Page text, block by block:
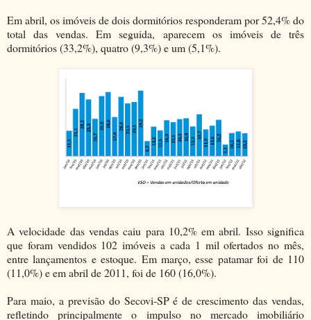
Em abril, os imóveis de dois dormitórios responderam por 52,4% do
total das vendas. Em seguida, aparecem os imóveis de três
dormitórios (33,2%), quatro (9,3%) e um (5,1%).
A velocidade das vendas caiu para 10,2% em abril. Isso significa
que foram vendidos 102 imóveis a cada 1 mil ofertados no mês,
entre lançamentos e estoque. Em março, esse patamar foi de 110
(11,0%) e em abril de 2011, foi de 160 (16,0%).
Para maio, a previsão do Secovi-SP é de crescimento das vendas,
refletindo principalmente o impulso no mercado imobiliário